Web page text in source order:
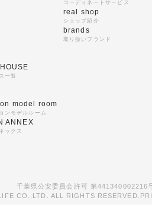
コーディネートサービス
real shop
ショップ紹介
brands
取り扱いブランド
一覧
model room
ンモデルルーム
ANNEX
ックス
千葉県公安委員会許可 第441340002216
CO.,LTD. ALL RIGHTS RESERVED.